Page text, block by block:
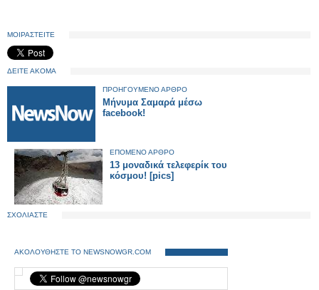
ΜΟΙΡΑΣΤΕΙΤΕ
ΔΕΙΤΕ ΑΚΟΜΑ
ΠΡΟΗΓΟΥΜΕΝΟ ΑΡΘΡΟ
Μήνυμα Σαμαρά μέσω
facebook!
ΕΠΟΜΕΝΟ ΑΡΘΡΟ
13 μοναδικά τελεφερίκ του
κόσμου! [pics]
ΣΧΟΛΙΑΣΤΕ
ΑΚΟΛΟΥΘΗΣΤΕ ΤΟ NEWSNOWGR.COM